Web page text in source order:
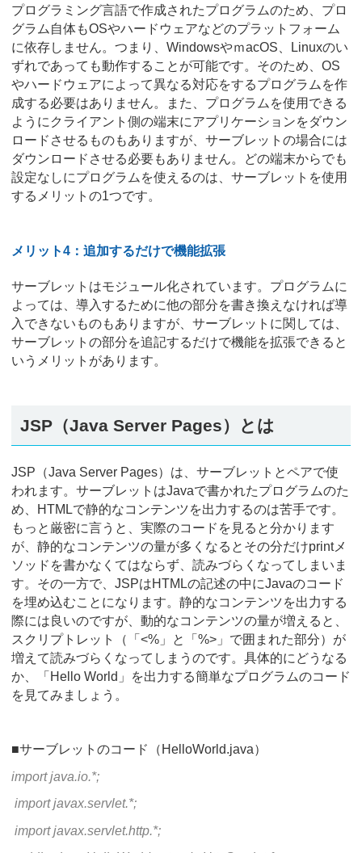
プログラミング言語で作成されたプログラムのため、プロ
グラム自体もOSやハードウェアなどのプラットフォーム
に依存しません。つまり、WindowsやｍacOS、Linuxのい
ずれであっても動作することが可能です。そのため、OS
やハードウェアによって異なる対応をするプログラムを作
成する必要はありません。また、プログラムを使用できる
ようにクライアント側の端末にアプリケーションをダウン
ロードさせるものもありますが、サーブレットの場合には
ダウンロードさせる必要もありません。どの端末からでも
設定なしにプログラムを使えるのは、サーブレットを使用
するメリットの1つです。
メリット4：追加するだけで機能拡張
サーブレットはモジュール化されています。プログラムに
よっては、導入するために他の部分を書き換えなければ導
入できないものもありますが、サーブレットに関しては、
サーブレットの部分を追記するだけで機能を拡張できると
いうメリットがあります。
JSP（Java Server Pages）とは
JSP（Java Server Pages）は、サーブレットとペアで使
われます。サーブレットはJavaで書かれたプログラムのた
め、HTMLで静的なコンテンツを出力するのは苦手です。
もっと厳密に言うと、実際のコードを見ると分かります
が、静的なコンテンツの量が多くなるとその分だけprintメ
ソッドを書かなくてはならず、読みづらくなってしまいま
す。その一方で、JSPはHTMLの記述の中にJavaのコード
を埋め込むことになります。静的なコンテンツを出力する
際には良いのですが、動的なコンテンツの量が増えると、
スクリプトレット（「<%」と「%>」で囲まれた部分）が
増えて読みづらくなってしまうのです。具体的にどうなる
か、「Hello World」を出力する簡単なプログラムのコード
を見てみましょう。
■サーブレットのコード（HelloWorld.java）
import java.io.*;
import javax.servlet.*;
import javax.servlet.http.*;